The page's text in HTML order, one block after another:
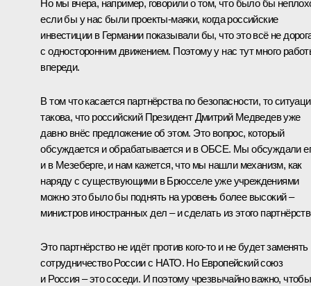
Но мы вчера, например, говорили о том, что было бы
если бы у нас были проекты-маяки, когда российские
инвестиции в Германии показывали бы, что это всё не
с односторонним движением. Поэтому у нас тут много
впереди.
В том что касается партнёрства по безопасности, то
такова, что российский Президент Дмитрий Медведев уже
давно внёс предложение об этом. Это вопрос, который
обсуждается и обрабатывается и в ОБСЕ. Мы обсуждали
и в Мезеберге, и нам кажется, что мы нашли механизм, как
наряду с существующими в Брюсселе уже учреждениями
можно это было бы поднять на уровень более высокий –
министров иностранных дел – и сделать из этого
Это партнёрство не идёт против кого‑то и не будет заменять
сотрудничество России с НАТО. Но Европейский союз
и Россия – это соседи. И поэтому чрезвычайно важно, чтобы